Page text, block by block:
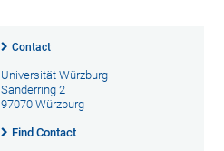
Contact
Universität Würzburg
Sanderring 2
97070 Würzburg
Find Contact